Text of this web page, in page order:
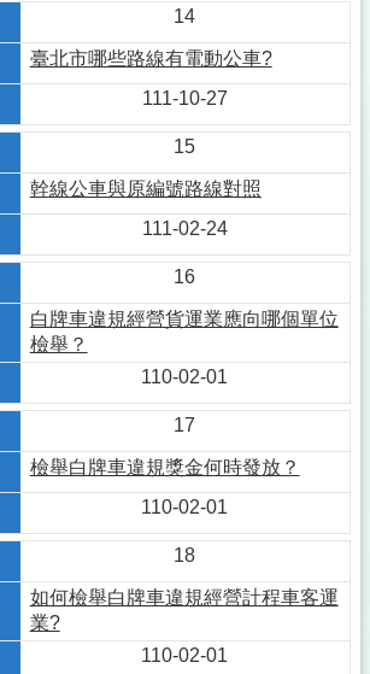
14
臺北市哪些路線有電動公車?
111-10-27
15
幹線公車與原編號路線對照
111-02-24
16
白牌車違規經營貨運業應向哪個單位
檢舉？
110-02-01
17
檢舉白牌車違規獎金何時發放？
110-02-01
18
如何檢舉白牌車違規經營計程車客運
業?
110-02-01